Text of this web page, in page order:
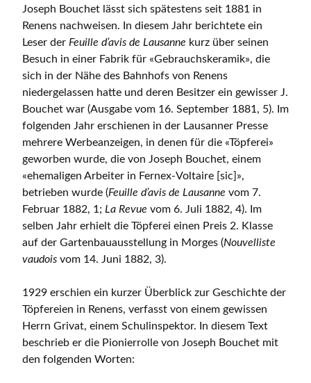
Joseph Bouchet lässt sich spätestens seit 1881 in
Renens nachweisen. In diesem Jahr berichtete ein
Leser der Feuille d’avis de Lausanne kurz über seinen
Besuch in einer Fabrik für «Gebrauchskeramik», die
sich in der Nähe des Bahnhofs von Renens
niedergelassen hatte und deren Besitzer ein gewisser J.
Bouchet war (Ausgabe vom 16. September 1881, 5). Im
folgenden Jahr erschienen in der Lausanner Presse
mehrere Werbeanzeigen, in denen für die «Töpferei»
geworben wurde, die von Joseph Bouchet, einem
«ehemaligen Arbeiter in Fernex-Voltaire [sic]»,
betrieben wurde (Feuille d’avis de Lausanne vom 7.
Februar 1882, 1; La Revue vom 6. Juli 1882, 4). Im
selben Jahr erhielt die Töpferei einen Preis 2. Klasse
auf der Gartenbauausstellung in Morges (Nouvelliste
vaudois vom 14. Juni 1882, 3).
1929 erschien ein kurzer Überblick zur Geschichte der
Töpfereien in Renens, verfasst von einem gewissen
Herrn Grivat, einem Schulinspektor. In diesem Text
beschrieb er die Pionierrolle von Joseph Bouchet mit
den folgenden Worten: